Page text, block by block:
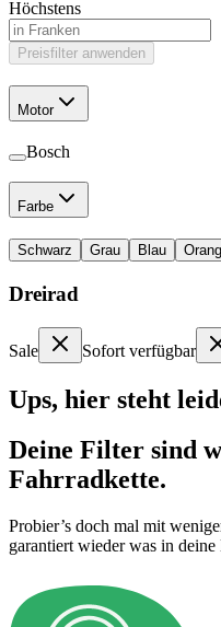
Höchstens
Preisfilter anwenden
Motor
Bosch
Farbe
Schwarz Grau Blau
Dreirad
Sale Sofort verfügbar
Ups, hier steht
Deine Filter sind
Fahrradkette.
Probier’s doch mal mit
garantiert wieder was in deine